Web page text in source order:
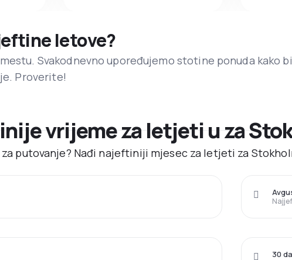
letove?
Svakodnevno upoređujemo stotine ponuda kako
Proverite!
vrijeme za letjeti u za
putovanje? Nađi najeftiniji mjesec za letjeti za
30